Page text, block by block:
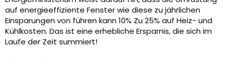
auf energieeffiziente Fenster wie diese zu jährlichen
Einsparungen von führen kann 10% Zu 25% auf Heiz- und
Kühlkosten. Das ist eine erhebliche Ersparnis, die sich im
Laufe der Zeit summiert!